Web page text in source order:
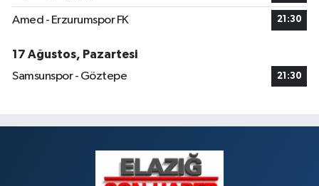
Amed - Erzurumspor FK 21:30
17 Ağustos, Pazartesi
Samsunspor - Göztepe
21:30